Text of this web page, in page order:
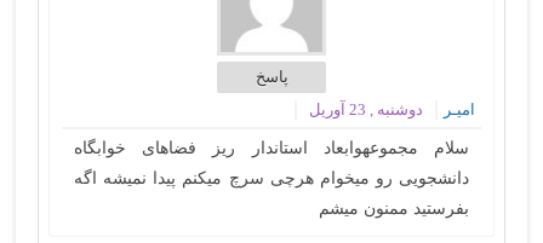
پاسخ
امیـر
دوشنبه , 23 آوریل
سلام مجموعهوابعاد استاندار ریز فضاهای خوابگاه
دانشجویی رو میخوام هرچی سرچ میکنم پیدا نمیشه اگه
بفرستید ممنون میشم